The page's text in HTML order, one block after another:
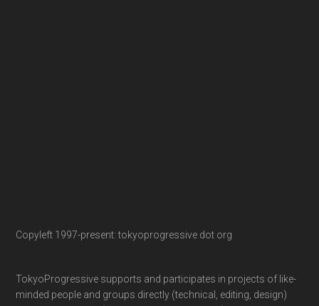
Copyleft 1997-present: tokyoprogressive dot org
TokyoProgressive supports and participates in projects of like-
minded people and groups directly (technical, editing, design)